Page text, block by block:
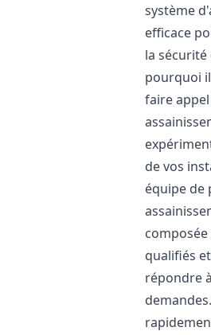
système
efficace
la sécurité
pourquoi
faire
de vos
équipe de
qualifiés
répondre